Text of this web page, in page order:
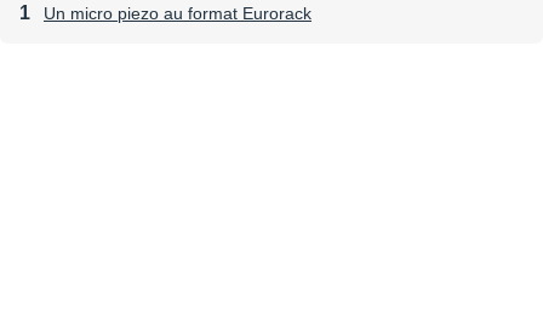
Un micro piezo au format Eurorack